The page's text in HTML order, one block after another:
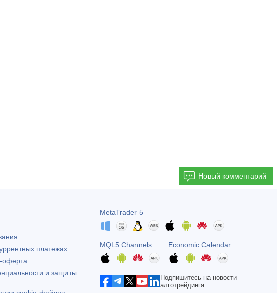
Новый комментарий
платежах
оферта
и защиты
MetaTrader 5
MQL5 Channels Economic Calendar
Подпишитесь на новости
алготрейдинга